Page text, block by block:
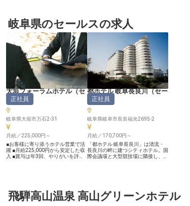
岐阜県のセールスの求人
大垣フォーラムホテル（セ
ールス）
正社員
岐阜県大垣市万石2-31
月給／225,000円～
■お客様に寄り添うホテル営業で活
躍 ■月給225,000円から安定した収
入 ■賞与は年3回、やりがいを評価
宴会や会議、宿泊を通じて、お客様
の心に残る時間をお届けするのが私
都ホテル 岐阜長良川（セー
ルス）
正社員
岐阜県岐阜市長良福光2695-2
月給／170,700円～
「都ホテル 岐阜長良川」は清流・
長良川の畔に建つシティホテル。国
際会議場と大型競技場に隣接し、千
す。 ■近鉄グループの安定基盤♪
◎24年度の賞与支給実績3カ月分 ◎
飛騨高山温泉 高山グリーンホテル